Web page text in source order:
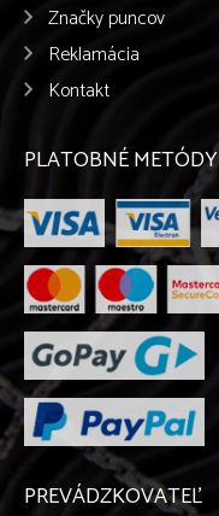
Značky puncov
Reklamácia
Kontakt
PLATOBNÉ METÓDY
PREVÁDZKOVATEĽ